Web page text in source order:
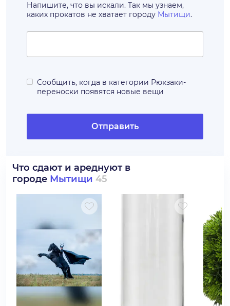
Напишите, что вы искали. Так мы узнаем,
каких прокатов не хватает городу Мытищи.
Сообщить, когда в категории Рюкзаки-
переноски появятся новые вещи
Отправить
Что сдают и ареднуют в
городе Мытищи 45